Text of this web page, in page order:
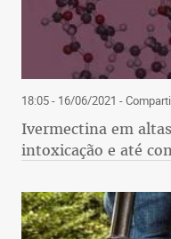
18:05 - 16/06/2021 -
Ivermectina em
intoxicação e até